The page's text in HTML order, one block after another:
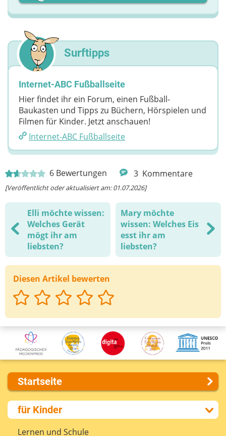
6 Bewertungen 3 Kommentare
[Veröffentlicht oder aktualisiert am: 01.07.2026]
Elli möchte wissen:
Welches Gerät
mögt ihr am
liebsten?
Mary möchte
wissen: Welches Eis
esst ihr am
liebsten?
Diesen Artikel bewerten
Deine Nachricht
Surftipps
Internet-ABC Fußballseite
Hier findet ihr ein Forum, einen Fußball-
Baukasten und Tipps zu Büchern, Hörspielen und
Filmen für Kinder. Jetzt anschauen!
Internet-ABC Fußballseite
Startseite
Über uns
Presse
Kontakt
für Kinder
Lernen und Schule